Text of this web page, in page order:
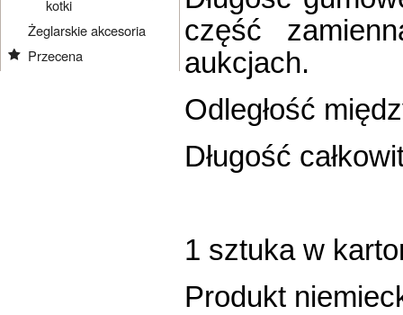
kotki
Żeglarskie akcesoria
Przecena
część
aukcjach.
Odległość
Długość
1 sztuka w
Produkt